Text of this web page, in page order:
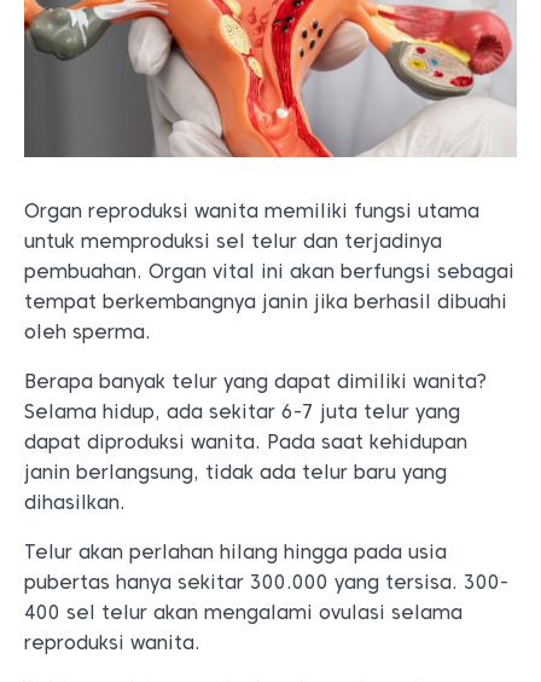
Organ reproduksi wanita memiliki fungsi utama
untuk memproduksi sel telur dan terjadinya
pembuahan. Organ vital ini akan berfungsi sebagai
tempat berkembangnya janin jika berhasil dibuahi
oleh sperma.
Berapa banyak telur yang dapat dimiliki wanita?
Selama hidup, ada sekitar 6-7 juta telur yang
dapat diproduksi wanita. Pada saat kehidupan
janin berlangsung, tidak ada telur baru yang
dihasilkan.
Telur akan perlahan hilang hingga pada usia
pubertas hanya sekitar 300.000 yang tersisa. 300-
400 sel telur akan mengalami ovulasi selama
reproduksi wanita.